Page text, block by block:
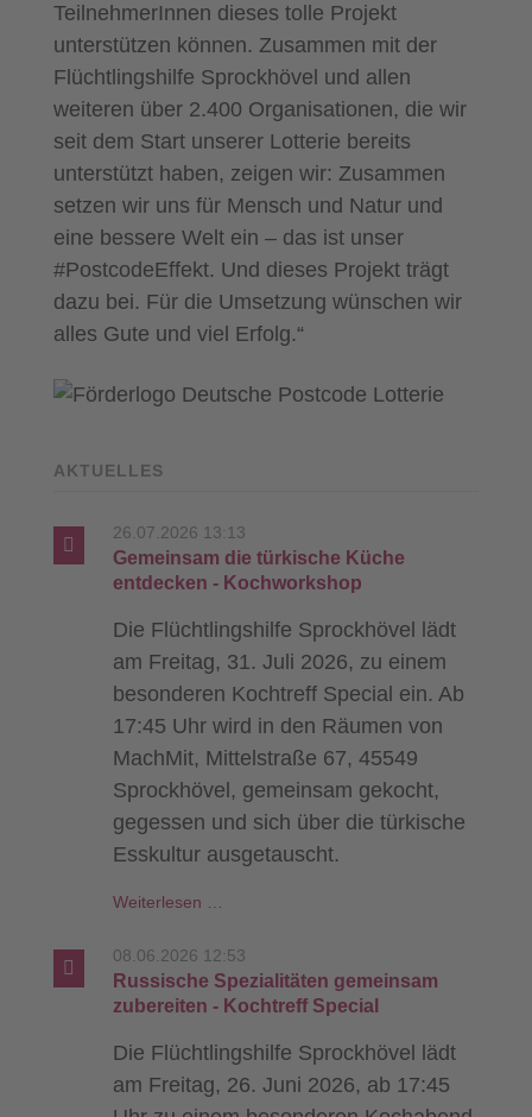
TeilnehmerInnen dieses tolle Projekt
unterstützen können. Zusammen mit der
Flüchtlingshilfe Sprockhövel und allen
weiteren über 2.400 Organisationen, die wir
seit dem Start unserer Lotterie bereits
unterstützt haben, zeigen wir: Zusammen
setzen wir uns für Mensch und Natur und
eine bessere Welt ein – das ist unser
#PostcodeEffekt. Und dieses Projekt trägt
dazu bei. Für die Umsetzung wünschen wir
alles Gute und viel Erfolg.“
AKTUELLES
26.07.2026 13:13
Gemeinsam die türkische Küche
entdecken - Kochworkshop
Die Flüchtlingshilfe Sprockhövel lädt
am Freitag, 31. Juli 2026, zu einem
besonderen Kochtreff Special ein. Ab
17:45 Uhr wird in den Räumen von
MachMit, Mittelstraße 67, 45549
Sprockhövel, gemeinsam gekocht,
gegessen und sich über die türkische
Esskultur ausgetauscht.
Weiterlesen …
türkische
Küche
entdecken
Kochworkshop
08.06.2026 12:53
Russische Spezialitäten gemeinsam
zubereiten - Kochtreff Special
Die Flüchtlingshilfe Sprockhövel lädt
am Freitag, 26. Juni 2026, ab 17:45